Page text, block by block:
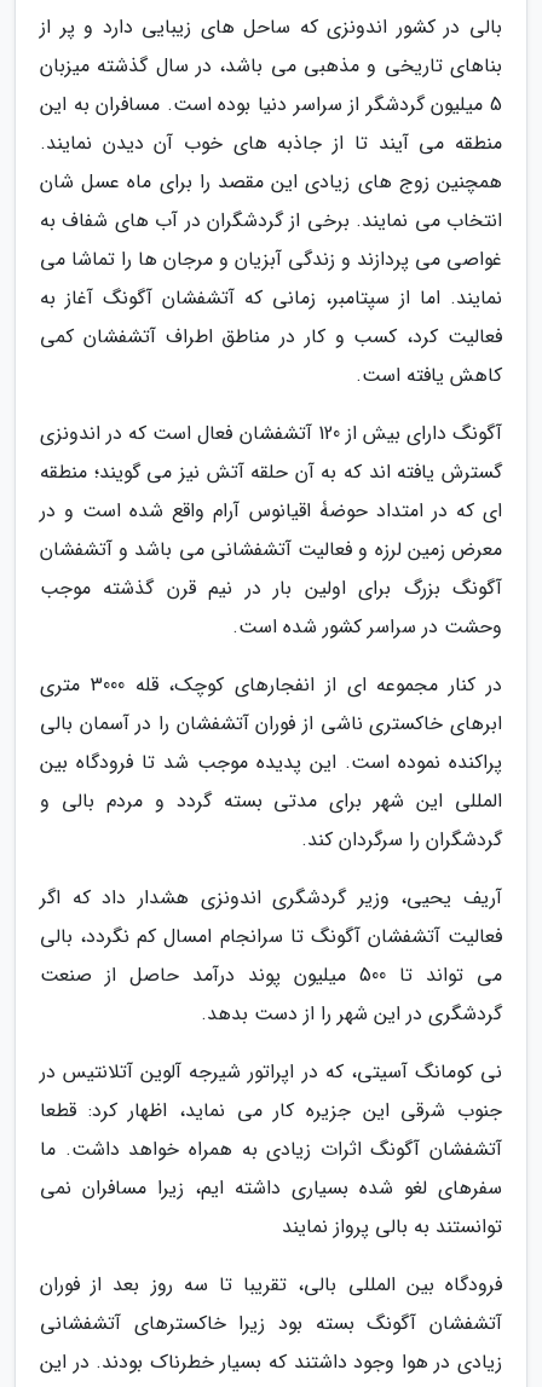
بالی در کشور اندونزی که ساحل های زیبایی دارد و پر از
بناهای تاریخی و مذهبی می باشد، در سال گذشته میزبان
5 میلیون گردشگر از سراسر دنیا بوده است. مسافران به این
منطقه می آیند تا از جاذبه های خوب آن دیدن نمایند.
همچنین زوج های زیادی این مقصد را برای ماه عسل شان
انتخاب می نمایند. برخی از گردشگران در آب های شفاف به
غواصی می پردازند و زندگی آبزیان و مرجان ها را تماشا می
نمایند. اما از سپتامبر، زمانی که آتشفشان آگونگ آغاز به
فعالیت کرد، کسب و کار در مناطق اطراف آتشفشان کمی
کاهش یافته است.
آگونگ دارای بیش از 120 آتشفشان فعال است که در اندونزی
گسترش یافته اند که به آن حلقه آتش نیز می گویند؛ منطقه
ای که در امتداد حوضۀ اقیانوس آرام واقع شده است و در
معرض زمین لرزه و فعالیت آتشفشانی می باشد و آتشفشان
آگونگ بزرگ برای اولین بار در نیم قرن گذشته موجب
وحشت در سراسر کشور شده است.
در کنار مجموعه ای از انفجارهای کوچک، قله 3000 متری
ابرهای خاکستری ناشی از فوران آتشفشان را در آسمان بالی
پراکنده نموده است. این پدیده موجب شد تا فرودگاه بین
المللی این شهر برای مدتی بسته گردد و مردم بالی و
گردشگران را سرگردان کند.
آریف یحیی، وزیر گردشگری اندونزی هشدار داد که اگر
فعالیت آتشفشان آگونگ تا سرانجام امسال کم نگردد، بالی
می تواند تا 500 میلیون پوند درآمد حاصل از صنعت
گردشگری در این شهر را از دست بدهد.
نی کومانگ آسیتی، که در اپراتور شیرجه آلوین آتلانتیس در
جنوب شرقی این جزیره کار می نماید، اظهار کرد: قطعا
آتشفشان آگونگ اثرات زیادی به همراه خواهد داشت. ما
سفرهای لغو شده بسیاری داشته ایم، زیرا مسافران نمی
توانستند به بالی پرواز نمایند
فرودگاه بین المللی بالی، تقریبا تا سه روز بعد از فوران
آتشفشان آگونگ بسته بود زیرا خاکسترهای آتشفشانی
زیادی در هوا وجود داشتند که بسیار خطرناک بودند. در این